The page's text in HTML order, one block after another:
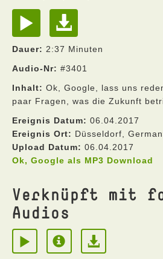
Dauer: 2:37 Minuten
Audio-Nr: #3401
Inhalt: Ok, Google, lass uns
paar Fragen, was die Zukunft
Ereignis Datum: 06.04.2017
Ereignis Ort: Düsseldorf,
Upload Datum: 06.04.2017
Ok, Google als MP3 Download
Verknüpft mit
Audios